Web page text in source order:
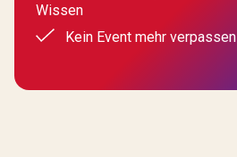
Wissen
Kein Event mehr verpassen